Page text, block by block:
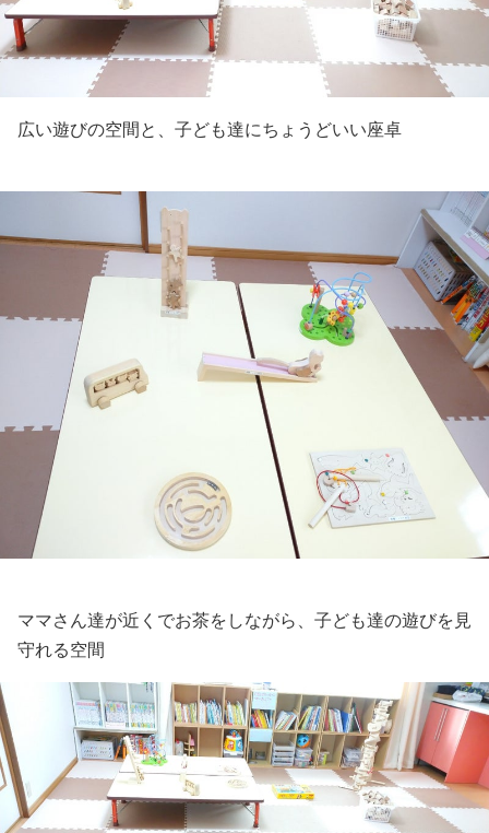
広い遊びの空間と、子ども達にちょうどいい座卓
ママさん達が近くでお茶をしながら、子ども達の遊びを見
守れる空間